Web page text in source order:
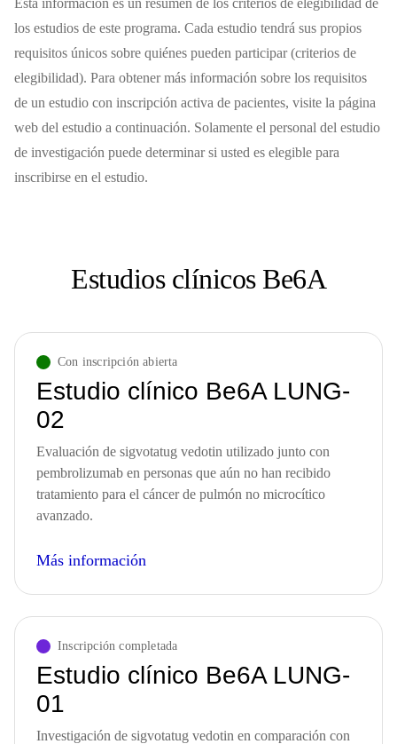
Esta información es un resumen de los criterios de elegibilidad de
los estudios de este programa. Cada estudio tendrá sus propios
requisitos únicos sobre quiénes pueden participar (criterios de
elegibilidad). Para obtener más información sobre los requisitos
de un estudio con inscripción activa de pacientes, visite la página
web del estudio a continuación. Solamente el personal del estudio
de investigación puede determinar si usted es elegible para
inscribirse en el estudio.
Estudios clínicos Be6A
Con inscripción abierta
Estudio clínico Be6A LUNG-
02
Evaluación de sigvotatug vedotin utilizado junto con
pembrolizumab en personas que aún no han recibido
tratamiento para el cáncer de pulmón no microcítico
avanzado.
Más información
Inscripción completada
Estudio clínico Be6A LUNG-
01
Investigación de sigvotatug vedotin en comparación con